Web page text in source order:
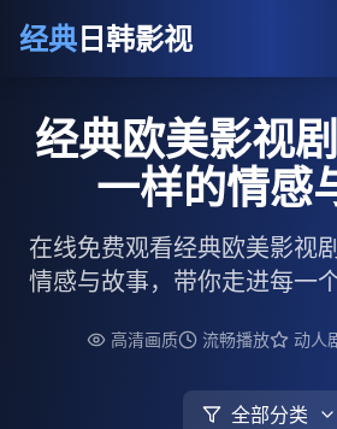
经典日韩影视
经典欧美影视
一样的情感
在线免费观看经典欧美影视
情感与故事，带你走进每一
高清画质 流畅播放 动人
全部分类